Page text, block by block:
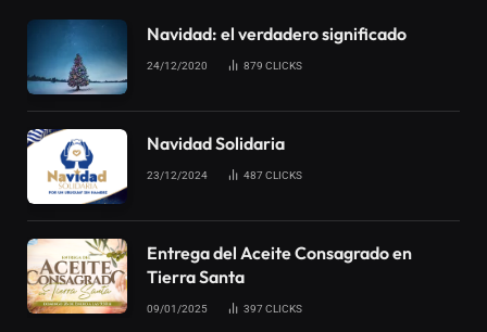
Navidad: el verdadero significado
24/12/2020 879 CLICKS
Navidad Solidaria
23/12/2024 487 CLICKS
Entrega del Aceite Consagrado en
Tierra Santa
09/01/2025 397 CLICKS